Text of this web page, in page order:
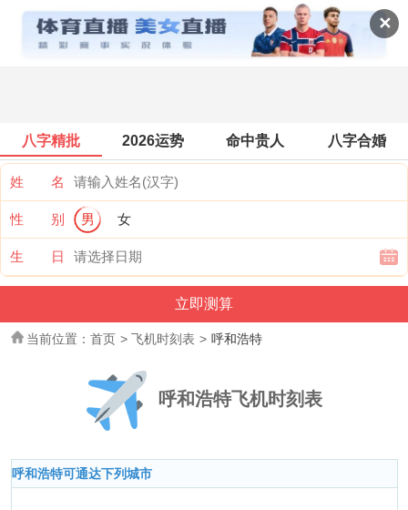
✕
飞机时刻表查询
八字精批 2026运势 命中贵人 八字合婚
姓 名
性 别 男 女
生 日
当前位置： 首页 > 飞机时刻表 > 呼和浩特
呼和浩特飞机时刻表
呼和浩特可通达下列城市